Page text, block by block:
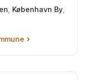
København By